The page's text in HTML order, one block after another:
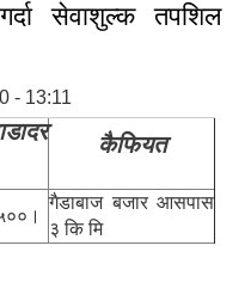
सेवाशुल्क तपशिल
- 13:11
कैफियत
गैडाबाज बजार आसपास
३ कि मि